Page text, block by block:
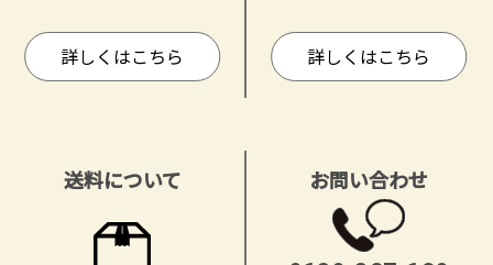
詳しくはこちら 詳しくはこちら
送料について お問い合わせ